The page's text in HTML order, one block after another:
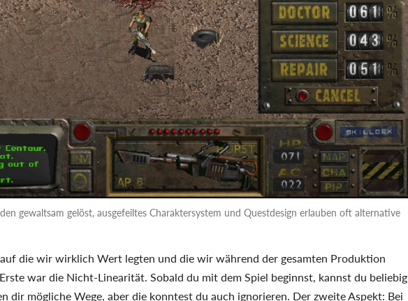
gewaltsam gelöst, ausgefeiltes Charaktersystem und Questdesign erlauben oft alternative
die wir wirklich Wert legten und die wir während der gesamten Produktion
war die Nicht-Linearität. Sobald du mit dem Spiel beginnst, kannst du beliebig
dir mögliche Wege, aber die konntest du auch ignorieren. Der zweite Aspekt: Bei